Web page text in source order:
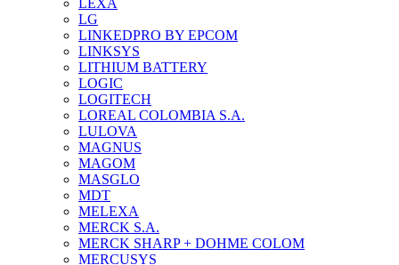
LEXA
LG
LINKEDPRO BY EPCOM
LINKSYS
LITHIUM BATTERY
LOGIC
LOGITECH
LOREAL COLOMBIA S.A.
LULOVA
MAGNUS
MAGOM
MASGLO
MDT
MELEXA
MERCK S.A.
MERCK SHARP + DOHME COLOM
MERCUSYS